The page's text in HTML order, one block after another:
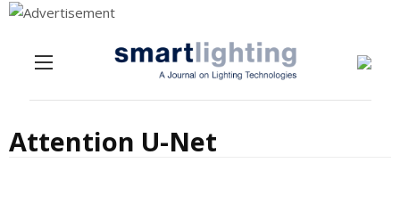
Attention U-Net